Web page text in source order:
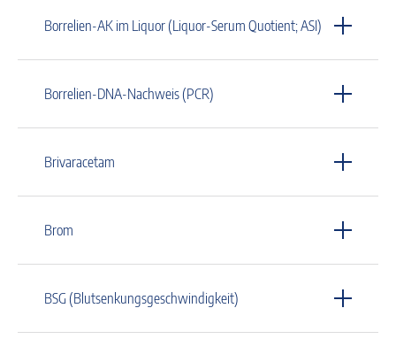
Borrelien-AK im Liquor (Liquor-Serum Quotient; ASI)
Borrelien-DNA-Nachweis (PCR)
Brivaracetam
Brom
BSG (Blutsenkungsgeschwindigkeit)